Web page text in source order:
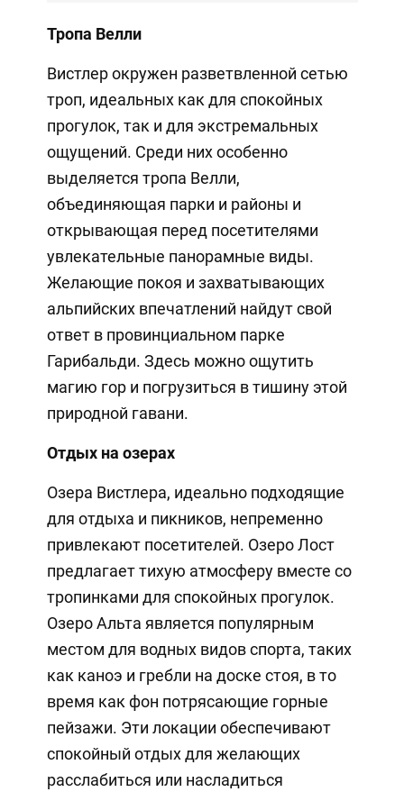
Тропа Велли
Вистлер окружен разветвленной сетью
троп, идеальных как для спокойных
прогулок, так и для экстремальных
ощущений. Среди них особенно
выделяется тропа Велли,
объединяющая парки и районы и
открывающая перед посетителями
увлекательные панорамные виды.
Желающие покоя и захватывающих
альпийских впечатлений найдут свой
ответ в провинциальном парке
Гарибальди. Здесь можно ощутить
магию гор и погрузиться в тишину этой
природной гавани.
Отдых на озерах
Озера Вистлера, идеально подходящие
для отдыха и пикников, непременно
привлекают посетителей. Озеро Лост
предлагает тихую атмосферу вместе со
тропинками для спокойных прогулок.
Озеро Альта является популярным
местом для водных видов спорта, таких
как каноэ и гребли на доске стоя, в то
время как фон потрясающие горные
пейзажи. Эти локации обеспечивают
спокойный отдых для желающих
расслабиться или насладиться